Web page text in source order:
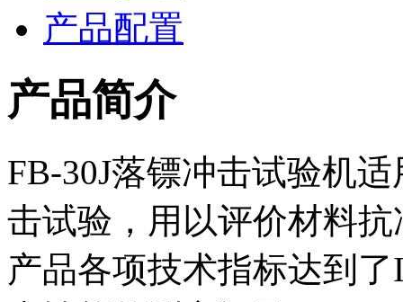
产品配置
产品简介
FB-30J落镖冲击试验机
击试验，用以评价材料
产品各项技术指标达到